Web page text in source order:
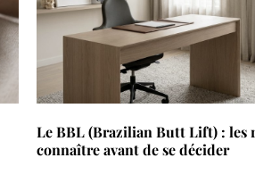
Le BBL (Brazilian Butt Lift) : les
connaître avant de se décider